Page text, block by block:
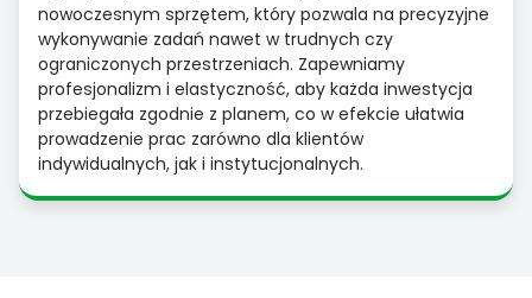
nowoczesnym sprzętem, który pozwala na precyzyjne
wykonywanie zadań nawet w trudnych czy
ograniczonych przestrzeniach. Zapewniamy
profesjonalizm i elastyczność, aby każda inwestycja
przebiegała zgodnie z planem, co w efekcie ułatwia
prowadzenie prac zarówno dla klientów
indywidualnych, jak i instytucjonalnych.